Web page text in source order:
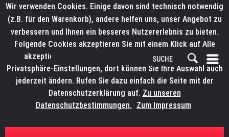
LMP feiert 45-jähriges Firmenjubiläum auf der Prolight + Sound 2025
Wir verwenden Cookies. Einige davon sind technisch notwendig
(z.B. für den Warenkorb), andere helfen uns, unser Angebot zu
verbessern und Ihnen ein besseres Nutzererlebnis zu bieten.
Folgende Cookies akzeptieren Sie mit einem Klick auf Alle
akzeptieren. Weitere Informationen finden Sie in den
Privatsphäre-Einstellungen, dort können Sie Ihre Auswahl auch
jederzeit ändern. Rufen Sie dazu einfach die Seite mit der
Datenschutzerklärung auf. Zu unseren
Datenschutzbestimmungen. Zum Impressum